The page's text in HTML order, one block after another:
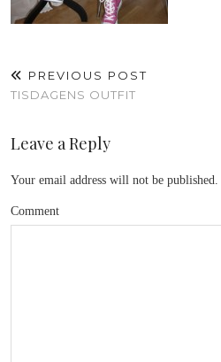
PREVIOUS POST
TISDAGENS OUTFIT
Leave a Reply
Your email address will not be published.
Comment